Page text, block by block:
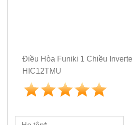
Điều Hòa Funiki 1 Chiều
HIC12TMU